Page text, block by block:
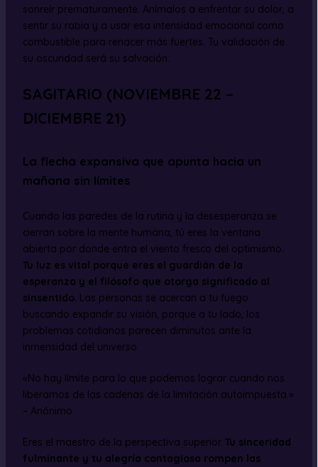
sonreír prematuramente. Anímalos a enfrentar su dolor, a
sentir su rabia y a usar esa intensidad emocional como
combustible para renacer más fuertes. Tu validación de
su oscuridad será su salvación.
SAGITARIO (NOVIEMBRE 22 –
DICIEMBRE 21)
La flecha expansiva que apunta hacia un
mañana sin límites
Cuando las paredes de la rutina y la desesperanza se
cierran sobre la mente humana, tú eres la ventana
abierta por donde entra el viento fresco del optimismo.
Tu luz es vital porque eres el guardián de la
esperanza y el filósofo que otorga significado al
sinsentido. Las personas se acercan a tu fuego
buscando expandir su visión, porque a tu lado, los
problemas cotidianos parecen diminutos ante la
inmensidad del universo.
«No hay límite para lo que podemos lograr cuando nos
liberamos de las cadenas de la limitación autoimpuesta.»
– Anónimo
Eres el maestro de la perspectiva superior. Tu sinceridad
fulminante y tu alegría contagiosa rompen las